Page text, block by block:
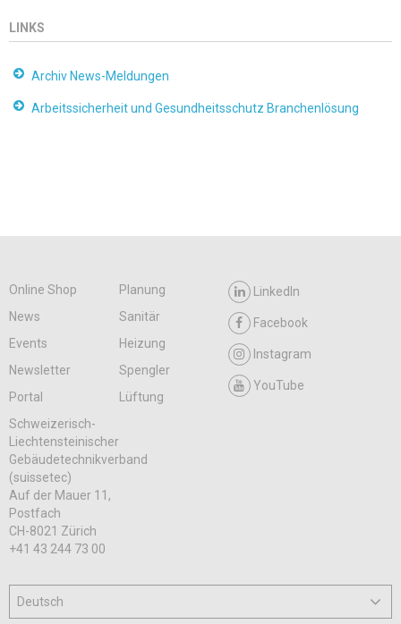
LINKS
Archiv News-Meldungen
Arbeitssicherheit und Gesundheitsschutz Branchenlösung
Online Shop
Planung
News
Sanitär
Events
Heizung
Newsletter
Spengler
Portal
Lüftung
LinkedIn
Facebook
Instagram
YouTube
Schweizerisch-
Liechtensteinischer
Gebäudetechnikverband
(suissetec)
Auf der Mauer 11,
Postfach
CH-8021 Zürich
+41 43 244 73 00